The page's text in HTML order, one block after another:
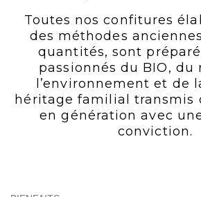
Toutes nos confitures
des méthodes
quantités, sont
passionnés du BIO, du
l’environnement et de
héritage familial transmis
en génération avec
conviction.